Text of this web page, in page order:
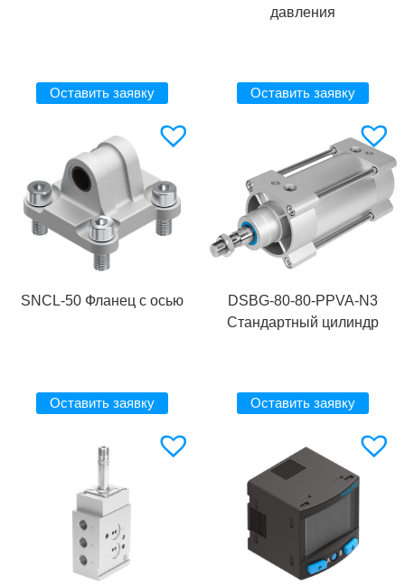
Оставить заявку
давления
Оставить заявку
SNCL-50 Фланец с осью
Оставить заявку
DSBG-80-80-PPVA-N3
Стандартный цилиндр
Оставить заявку